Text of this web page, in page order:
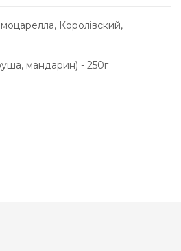
Королівский,
мандарин) - 250г